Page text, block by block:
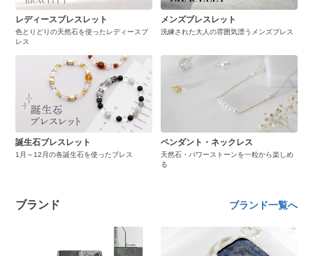
レディースブレスレット
色とりどりの天然石を使ったレディースブ
レス
メンズブレスレット
洗練された大人の雰囲気漂うメンズブレス
誕生石ブレスレット
1月～12月の各誕生石を使ったブレス
ペンダント・ネックレス
天然石・パワーストーンを一粒から楽しめ
る
ブランド ブランド一覧へ